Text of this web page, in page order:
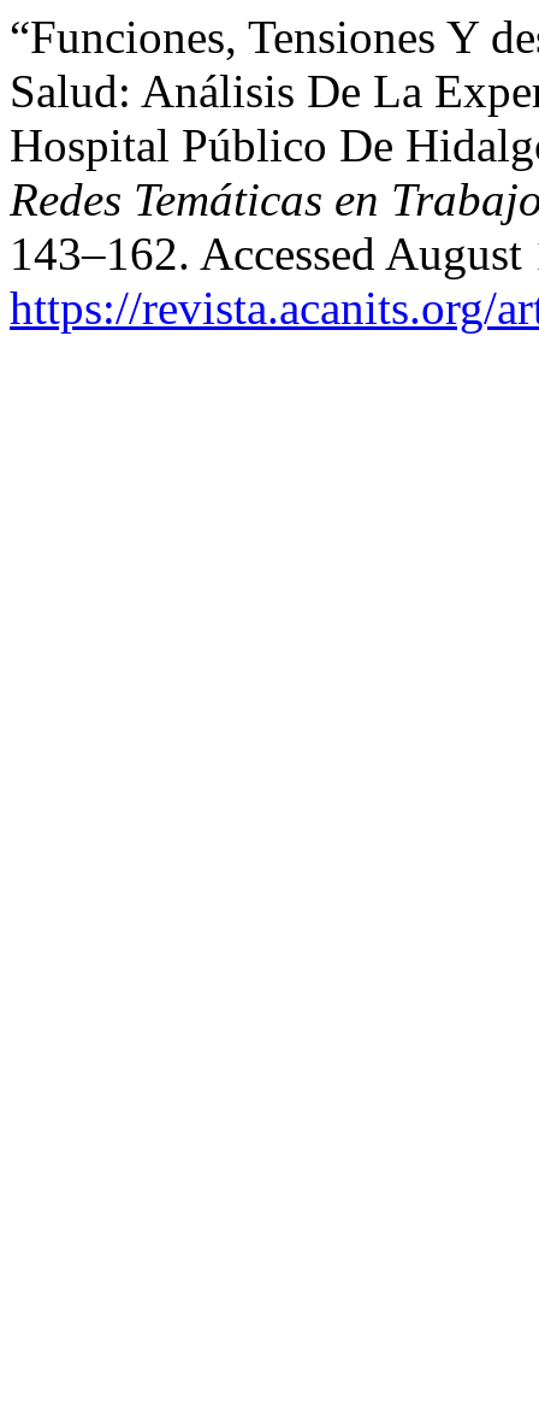
“Funciones, Tensiones Y
Salud: Análisis De La
Hospital Público De
Redes Temáticas en
143–162. Accessed
https://revista.acanits.org/